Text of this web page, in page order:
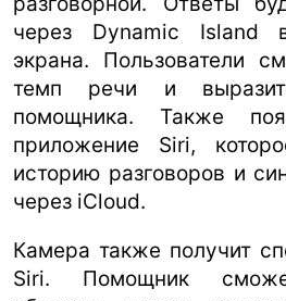
через Dynamic Island
экрана. Пользователи
темп речи и
помощника. Также
приложение Siri,
историю разговоров и
через iCloud.
Камера также получит
Siri. Помощник